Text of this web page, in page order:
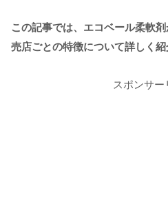
この記事では、エコベール柔軟
売店ごとの特徴について詳しく紹
スポンサー